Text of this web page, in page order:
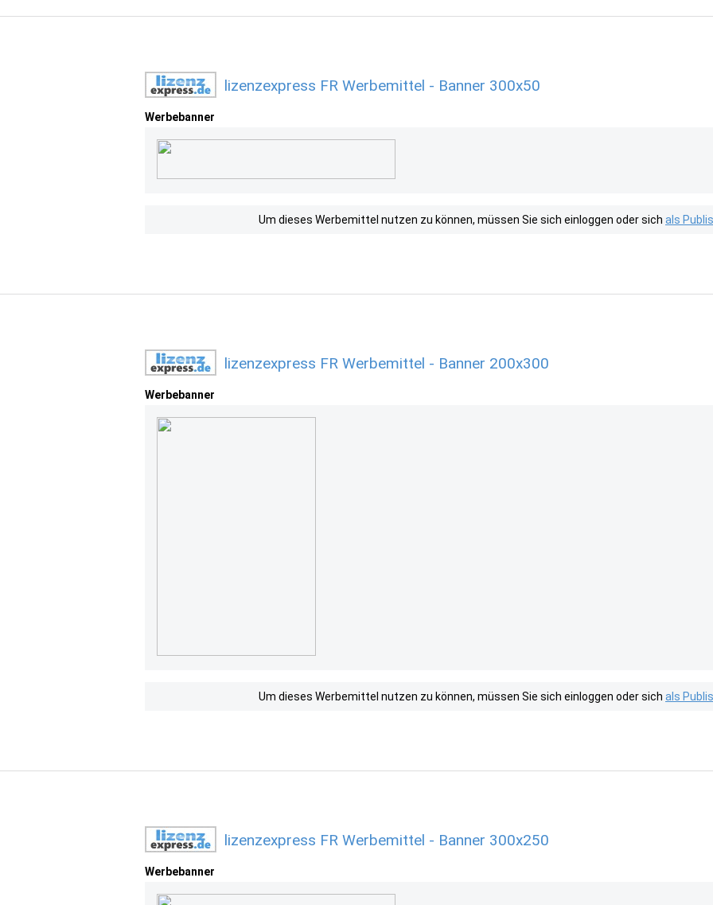
lizenzexpress FR Werbemittel - Banner 300x50
Werbebanner
Um dieses Werbemittel nutzen zu können, müssen Sie sich einloggen oder sich als
lizenzexpress FR Werbemittel - Banner 200x300
Werbebanner
Um dieses Werbemittel nutzen zu können, müssen Sie sich einloggen oder sich als
lizenzexpress FR Werbemittel - Banner 300x250
Werbebanner